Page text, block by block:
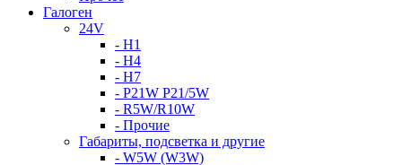
Галоген
24V
- H1
- H4
- H7
- P21W P21/5W
- R5W/R10W
- Прочие
Габариты, подсветка и другие
- W5W (W3W)